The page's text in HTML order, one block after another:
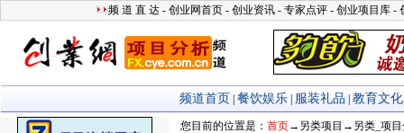
您目前的位置是： 首页→ 另类项目 → 另类_项